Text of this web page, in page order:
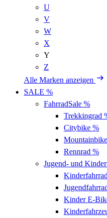
U
V
W
X
Y
Z
Alle Marken anzeigen
SALE %
FahrradSale %
Trekkingrad
Citybike %
Mountainbike
Rennrad %
Jugend- und
Kinderfahrrad
Kinder E-